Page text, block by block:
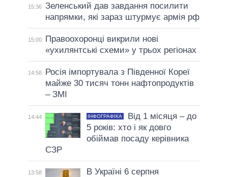
15:36 Зеленський дав завдання посилити
напрямки, які зараз штурмує армія рф
15:00
Правоохоронці викрили нові
«ухилянтські схеми» у трьох регіонах
14:58
Росія імпортувала з Південної Кореї
майже 30 тисяч тонн нафтопродуктів
– ЗМІ
14:44 ІНФОГРАФІКА
Від 1 місяця – до
5 років: хто і як довго
обіймав посаду керівника
СЗР
13:58
В Україні 6 серпня